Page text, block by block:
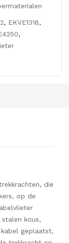
, EKVE1318,
,
die
op de
kous,
geplaatst,